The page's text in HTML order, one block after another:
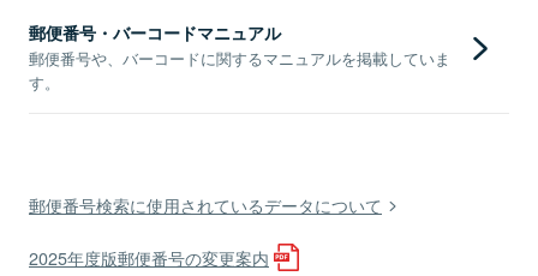
郵便番号・バーコードマニュアル
郵便番号や、バーコードに関するマニュアルを掲載していま
す。
郵便番号検索に使用されているデータについて
2025年度版郵便番号の変更案内